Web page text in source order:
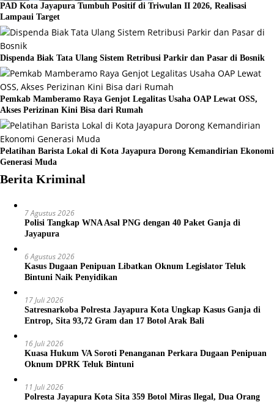
PAD Kota Jayapura Tumbuh Positif di Triwulan II 2026, Realisasi
Lampaui Target
Dispenda Biak Tata Ulang Sistem Retribusi Parkir dan Pasar di Bosnik
Pemkab Mamberamo Raya Genjot Legalitas Usaha OAP Lewat OSS,
Akses Perizinan Kini Bisa dari Rumah
Pelatihan Barista Lokal di Kota Jayapura Dorong Kemandirian Ekonomi
Generasi Muda
Berita Kriminal
7 Agustus 2026
Polisi Tangkap WNA Asal PNG dengan 40 Paket Ganja di
Jayapura
6 Agustus 2026
Kasus Dugaan Penipuan Libatkan Oknum Legislator Teluk
Bintuni Naik Penyidikan
17 Juli 2026
Satresnarkoba Polresta Jayapura Kota Ungkap Kasus Ganja di
Entrop, Sita 93,72 Gram dan 17 Botol Arak Bali
16 Juli 2026
Kuasa Hukum VA Soroti Penanganan Perkara Dugaan Penipuan
Oknum DPRK Teluk Bintuni
11 Juli 2026
Polresta Jayapura Kota Sita 359 Botol Miras Ilegal, Dua Orang